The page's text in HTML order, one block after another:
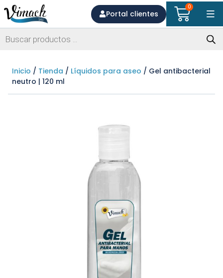
Portal clientes
0
Inicio / Tienda / Líquidos para aseo / Gel antibacterial
neutro | 120 ml